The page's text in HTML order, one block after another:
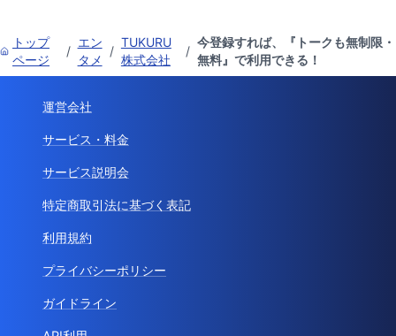
トップ
ページ
/
エン
タメ
/
TUKURU
株式会社
/
今登録すれば、『トークも無制限・
無料』で利用できる！
運営会社
サービス・料金
サービス説明会
特定商取引法に基づく表記
利用規約
プライバシーポリシー
ガイドライン